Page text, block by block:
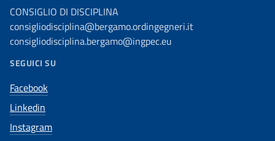
CONSIGLIO DI DISCIPLINA
consigliodisciplina@bergamo.ordingegneri.it
consigliodisciplina.bergamo@ingpec.eu
SEGUICI SU
Facebook
Linkedin
Instagram